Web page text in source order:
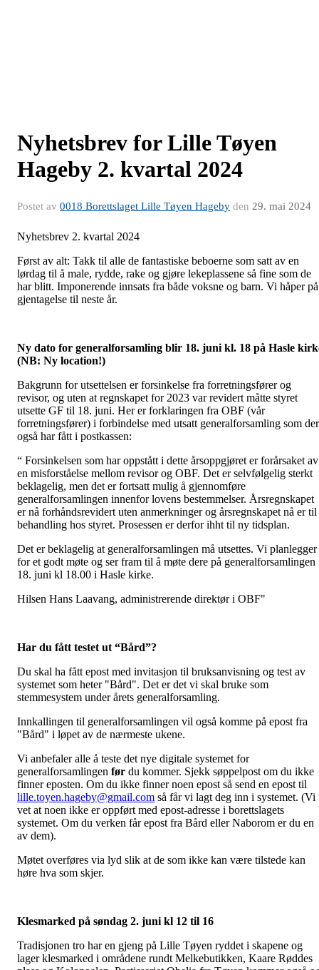
Nyhetsbrev for Lille Tøyen
Hageby 2. kvartal 2024
Postet av 0018 Borettslaget Lille Tøyen Hageby den 29. mai 2024
Nyhetsbrev 2. kvartal 2024
Først av alt: Takk til alle de fantastiske beboerne som satt av en
lørdag til å male, rydde, rake og gjøre lekeplassene så fine som de
har blitt. Imponerende innsats fra både voksne og barn. Vi håper på
gjentagelse til neste år.
Ny dato for generalforsamling blir 18. juni kl. 18 på Hasle
(NB: Ny location!)
Bakgrunn for utsettelsen er forsinkelse fra forretningsfører og
revisor, og uten at regnskapet for 2023 var revidert måtte styret
utsette GF til 18. juni. Her er forklaringen fra OBF (vår
forretningsfører) i forbindelse med utsatt generalforsamling som
også har fått i postkassen:
“ Forsinkelsen som har oppstått i dette årsoppgjøret er forårsaket av
en misforståelse mellom revisor og OBF. Det er selvfølgelig sterkt
beklagelig, men det er fortsatt mulig å gjennomføre
generalforsamlingen innenfor lovens bestemmelser. Årsregnskapet
er nå forhåndsrevidert uten anmerkninger og årsregnskapet nå er til
behandling hos styret. Prosessen er derfor ihht til ny tidsplan.
Det er beklagelig at generalforsamlingen må utsettes. Vi planlegger
for et godt møte og ser fram til å møte dere på generalforsamlingen
18. juni kl 18.00 i Hasle kirke.
Hilsen Hans Laavang, administrerende direktør i OBF"
Har du fått testet ut “Bård”?
Du skal ha fått epost med invitasjon til bruksanvisning og test av
systemet som heter "Bård". Det er det vi skal bruke som
stemmesystem under årets generalforsamling.
Innkallingen til generalforsamlingen vil også komme på epost fra
"Bård" i løpet av de nærmeste ukene.
Vi anbefaler alle å teste det nye digitale systemet for
generalforsamlingen før du kommer. Sjekk søppelpost om du ikke
finner eposten. Om du ikke finner noen epost så send en epost til
lille.toyen.hageby@gmail.com så får vi lagt deg inn i systemet. (Vi
vet at noen ikke er oppført med epost-adresse i borettslagets
systemet. Om du verken får epost fra Bård eller Naborom er du en
av dem).
Møtet overføres via lyd slik at de som ikke kan være tilstede kan
høre hva som skjer.
Klesmarked på søndag 2. juni kl 12 til 16
Tradisjonen tro har en gjeng på Lille Tøyen ryddet i skapene og
lager klesmarked i områdene rundt Melkebutikken, Kaare Røddes